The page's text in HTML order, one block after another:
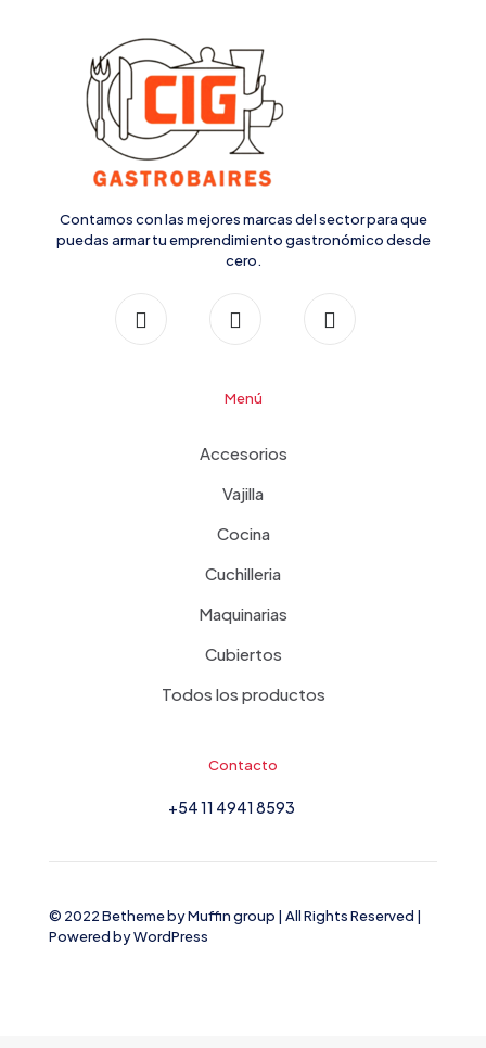
Contamos con las mejores marcas del sector para que
puedas armar tu emprendimiento gastronómico desde
cero.
Menú
Accesorios
Vajilla
Cocina
Cuchilleria
Maquinarias
Cubiertos
Todos los productos
Contacto
+54 11 4941 8593
© 2022 Betheme byMuffin group | All Rights Reserved |
Powered byWordPress